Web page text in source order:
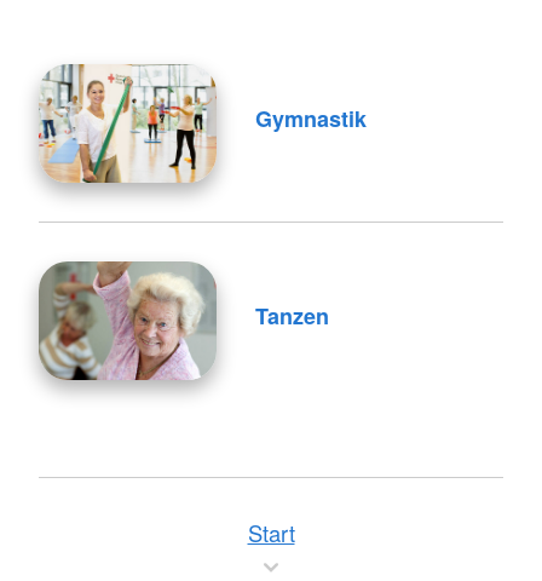
Gymnastik
Tanzen
Start